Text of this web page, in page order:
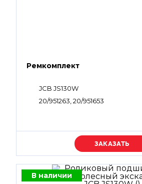
Ремкомплект
JCB JS130W
20/951263, 20/951653
Уточняйте цену
В наличии